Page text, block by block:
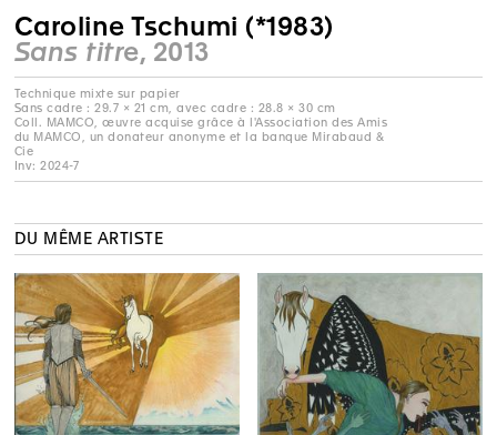
Caroline Tschumi (*1983)
Sans titre, 2013
Technique mixte sur papier
Sans cadre : 29.7 × 21 cm, avec cadre : 28.8 × 30 cm
Coll. MAMCO, œuvre acquise grâce à l'Association des Amis
du MAMCO, un donateur anonyme et la banque Mirabaud &
Cie
Inv: 2024-7
DU MÊME ARTISTE